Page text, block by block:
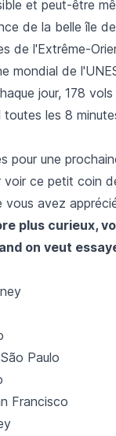
et peut-être
de la belle île
de l'Extrême-
mondial de
jour, 178
toutes les 8
pour une
voir ce petit coin
vous avez
plus curieux,
on veut
Paulo
Francisco